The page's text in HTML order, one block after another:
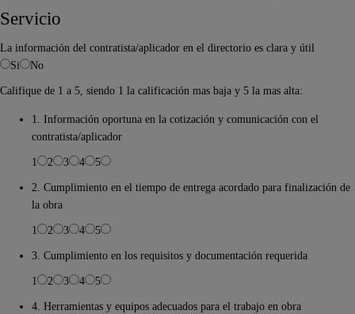
Servicio
La información del contratista/aplicador en el directorio es clara y útil
Si
No
Califique de 1 a 5, siendo 1 la calificación mas baja y 5 la mas alta:
1. Información oportuna en la cotización y comunicación con el
contratista/aplicador
1
2 3 4
5
2. Cumplimiento en el tiempo de entrega acordado para finalización de
la obra
1
2 3 4
5
3. Cumplimiento en los requisitos y documentación requerida
1
2 3 4
5
4. Herramientas y equipos adecuados para el trabajo en obra